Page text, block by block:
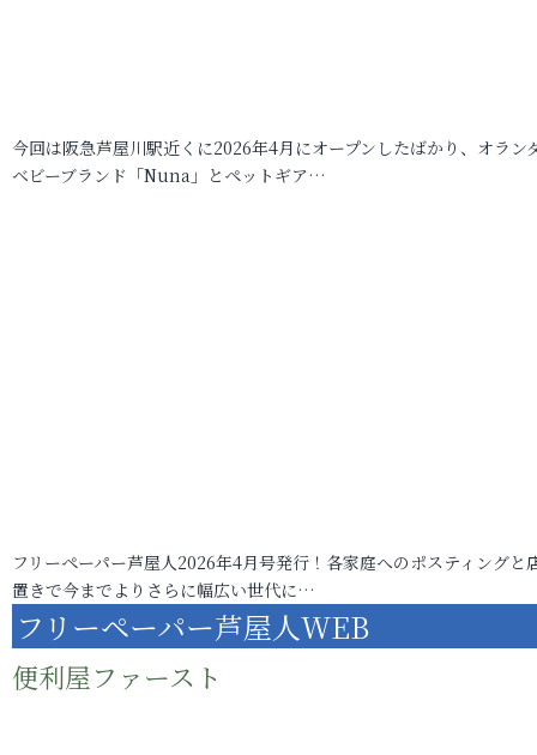
今回は阪急芦屋川駅近くに2026年4月にオープンしたばかり、オラン
ベビーブランド「Nuna」とペットギア…
フリーペーパー芦屋人2026年4月号発行！各家庭へのポスティングと
置きで今までよりさらに幅広い世代に…
フリーペーパー芦屋人WEB
便利屋ファースト